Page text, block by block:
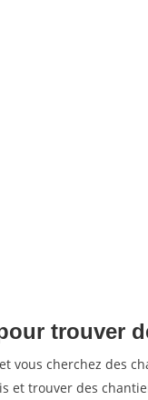
trouver
vous cherchez des
et trouver des